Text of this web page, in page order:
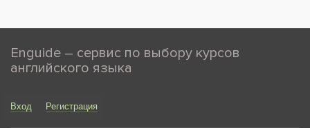
Enguide – сервис по выбору курсов
английского языка
Вход Регистрация